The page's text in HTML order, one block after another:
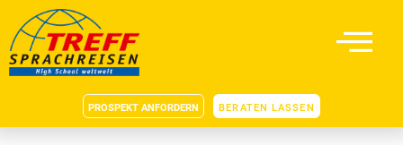
PROSPEKT ANFORDERN BERATEN LASSEN